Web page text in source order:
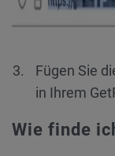
Fügen Sie
in Ihrem
Wie finde